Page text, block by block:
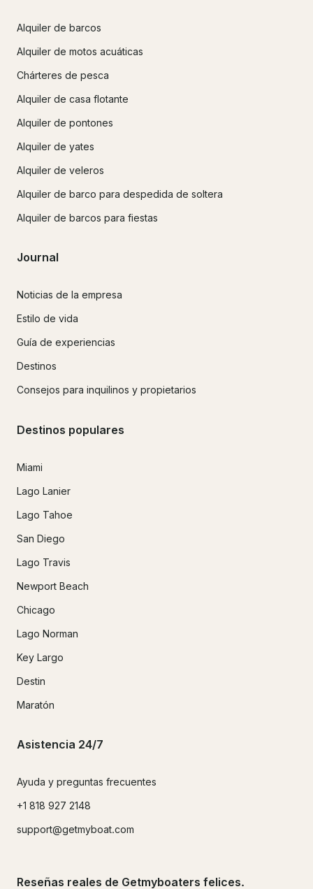
Alquiler de barcos
Alquiler de motos acuáticas
Chárteres de pesca
Alquiler de casa flotante
Alquiler de pontones
Alquiler de yates
Alquiler de veleros
Alquiler de barco para despedida de soltera
Alquiler de barcos para fiestas
Journal
Noticias de la empresa
Estilo de vida
Guía de experiencias
Destinos
Consejos para inquilinos y propietarios
Destinos populares
Miami
Lago Lanier
Lago Tahoe
San Diego
Lago Travis
Newport Beach
Chicago
Lago Norman
Key Largo
Destin
Maratón
Asistencia 24/7
Ayuda y preguntas frecuentes
+1 818 927 2148
support@getmyboat.com
Reseñas reales de Getmyboaters felices.